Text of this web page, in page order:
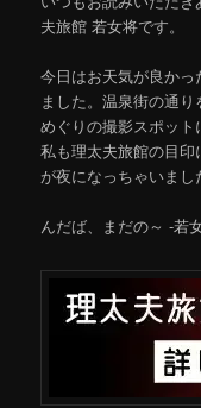
夫旅館 若女将です。
今日はお天気が良か
ました。温泉街の通
めぐりの撮影スポッ
私も理太夫旅館の目
が夜になっちゃいま
んだば、まだの～ -若